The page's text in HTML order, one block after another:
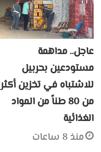
عاجل.. مداهمة
مستودعين بحربيل
للاشتباه في تخزين أكثر
من 80 طناً من المواد
الغذائية
منذ 8 ساعات